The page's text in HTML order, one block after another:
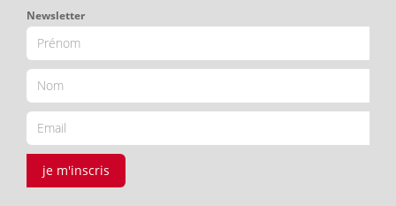
Newsletter
je m'inscris